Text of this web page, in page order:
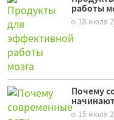
работы
18 июля
Почему
15 июля